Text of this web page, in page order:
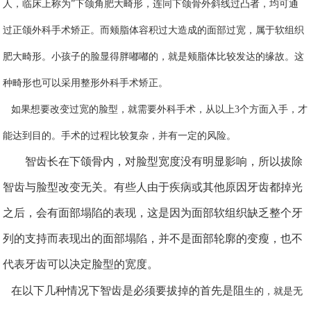
人，临床上称为”下颌角肥大畸形，连同下颌骨外斜线过凸者，均可通
过正颌外科手术矫正。而颊脂体容积过大造成的面部过宽，属于软组织
肥大畸形。小孩子的脸显得胖嘟嘟的，就是颊脂体比较发达的缘故。这
种畸形也可以采用整形外科手术矫正。
如果想要改变过宽的脸型，就需要外科手术，从以上3个方面入手，才
能达到目的。手术的过程比较复杂，并有一定的风险。
智齿长在下颌骨内，对脸型宽度没有明显影响，所以拔除
智齿与脸型改变无关。有些人由于疾病或其他原因牙齿都掉光
之后，会有面部塌陷的表现，这是因为面部软组织缺乏整个牙
列的支持而表现出的面部塌陷，并不是面部轮廓的变瘦，也不
代表牙齿可以决定脸型的宽度。
在以下几种情况下智齿是必须要拔掉的首先是阻生的，就是无